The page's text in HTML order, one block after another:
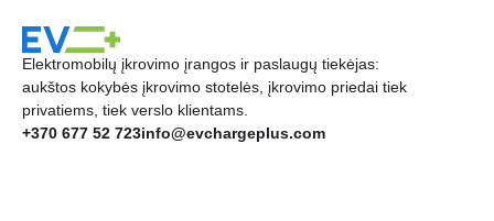
Elektromobilų įkrovimo įrangos ir paslaugų tiekėjas:
aukštos kokybės įkrovimo stotelės, įkrovimo priedai tiek
privatiems, tiek verslo klientams.
+370 677 52 723info@evchargeplus.com